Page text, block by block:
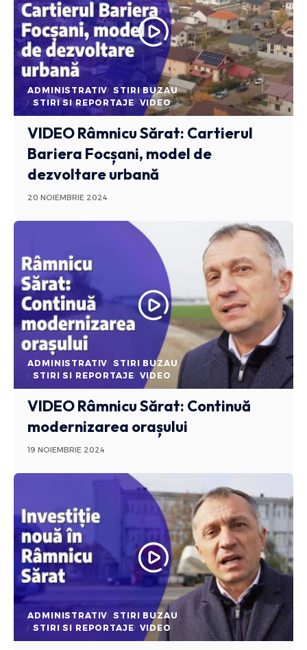
ADMINISTRATIV STIRI BUZAU
STIRI SI REPORTAJE VIDEO
VIDEO Râmnicu Sărat: Cartierul
Bariera Focșani, model de
dezvoltare urbană
20 NOIEMBRIE 2024
ADMINISTRATIV STIRI BUZAU
STIRI SI REPORTAJE VIDEO
VIDEO Râmnicu Sărat: Continuă
modernizarea orașului
19 NOIEMBRIE 2024
ADMINISTRATIV STIRI BUZAU
STIRI SI REPORTAJE VIDEO